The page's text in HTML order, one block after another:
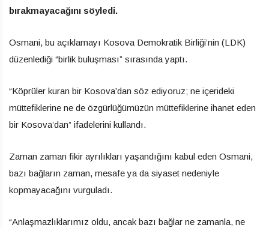
bırakmayacağını söyledi.
Osmani, bu açıklamayı Kosova Demokratik Birliği’nin (LDK)
düzenlediği “birlik buluşması” sırasında yaptı.
“Köprüler kuran bir Kosova’dan söz ediyoruz; ne içerideki
müttefiklerine ne de özgürlüğümüzün müttefiklerine ihanet eden
bir Kosova’dan” ifadelerini kullandı.
Zaman zaman fikir ayrılıkları yaşandığını kabul eden Osmani,
bazı bağların zaman, mesafe ya da siyaset nedeniyle
kopmayacağını vurguladı.
“Anlaşmazlıklarımız oldu, ancak bazı bağlar ne zamanla, ne